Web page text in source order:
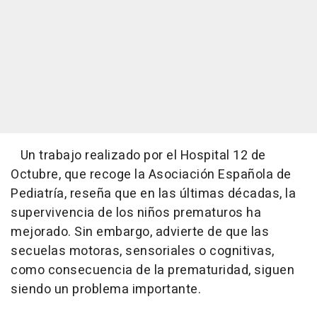
Un trabajo realizado por el Hospital 12 de
Octubre, que recoge la Asociación Española de
Pediatría, reseña que en las últimas décadas, la
supervivencia de los niños prematuros ha
mejorado. Sin embargo, advierte de que las
secuelas motoras, sensoriales o cognitivas,
como consecuencia de la prematuridad, siguen
siendo un problema importante.